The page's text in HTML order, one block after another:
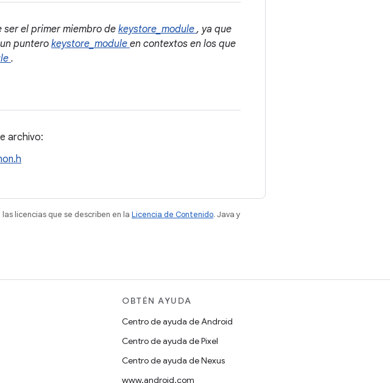
ser el primer miembro dekeystore_module, ya que
puntero keystore_module en contextos en los que
.
archivo:
licencias que se describen en la Licencia de Contenido. Java y
OBTÉN AYUDA
Centro de ayuda de Android
Centro de ayuda de Pixel
Centro de ayuda de Nexus
www.android.com